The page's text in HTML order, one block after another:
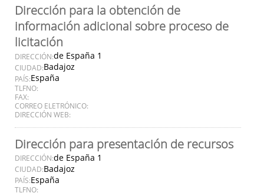
Dirección para la obtención de
información adicional sobre proceso de
licitación
DIRECCIÓN:de España 1
CIUDAD:Badajoz
PAÍS:España
TLFNO:
FAX:
CORREO ELETRÓNICO:
DIRECCIÓN WEB:
Dirección para presentación de recursos
DIRECCIÓN:de España 1
CIUDAD:Badajoz
PAÍS:España
TLFNO: